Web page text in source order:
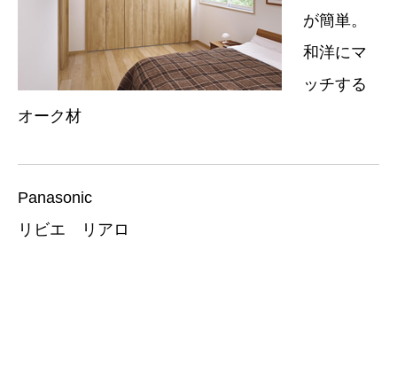
が簡単。
和洋にマ
ッチする
オーク材
Panasonic
リビエ リアロ